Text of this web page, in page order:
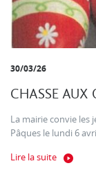
30/03/26
CHASSE AUX
La mairie convie les
Pâques le lundi 6
Lire la suite